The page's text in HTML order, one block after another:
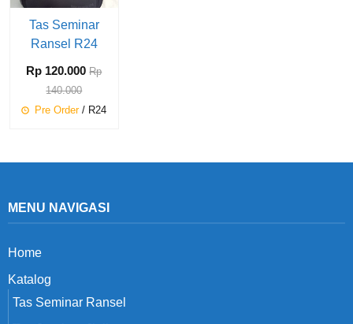
Tas Seminar
Ransel R24
Rp 120.000 Rp
140.000
Pre Order/ R24
MENU NAVIGASI
Home
Katalog
Tas Seminar Ransel